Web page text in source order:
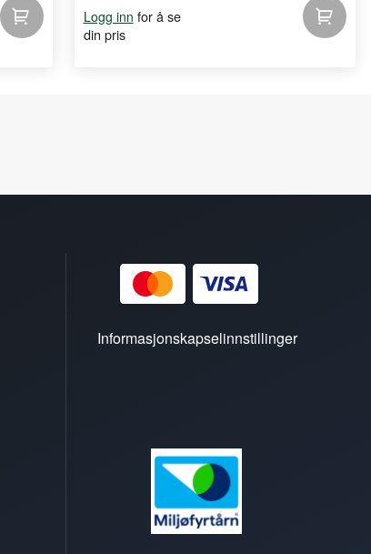
Logg inn for å se
din pris
Informasjonskapselinnstillinger